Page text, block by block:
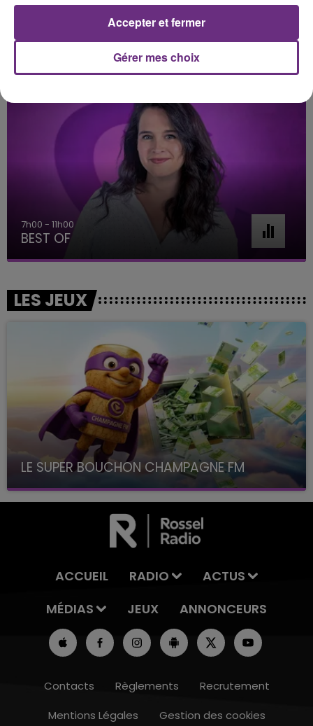
Self Aware
A L'ANTENNE
7h00 - 11h00
BEST OF
LES JEUX
LE SUPER BOUCHON CHAMPAGNE FM
avec La Famille Champagne FM, à 8H10
ACCUEIL RADIO
ACTUS
MÉDIAS
JEUX ANNONCEURS
Contacts Règlements
Recrutement
Mentions Légales
Gestion des cookies
Gérer mes choix
Accepter et fermer